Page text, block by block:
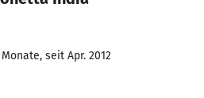
seit Apr. 2012